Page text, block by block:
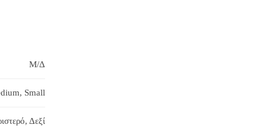
Μ/Δ
Small
Δεξί